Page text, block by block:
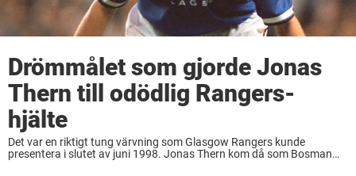
Drömmålet som gjorde Jonas
Thern till odödlig Rangers-
hjälte
Det var en riktigt tung värvning som Glasgow Rangers kunde
presentera i slutet av juni 1998. Jonas Thern kom då som Bosman